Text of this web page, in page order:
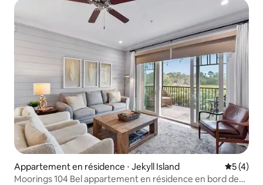
Appartement en résidence ⋅ Jekyll Island
5 (4)
Moorings 104 Bel appartement en résidence en bord de